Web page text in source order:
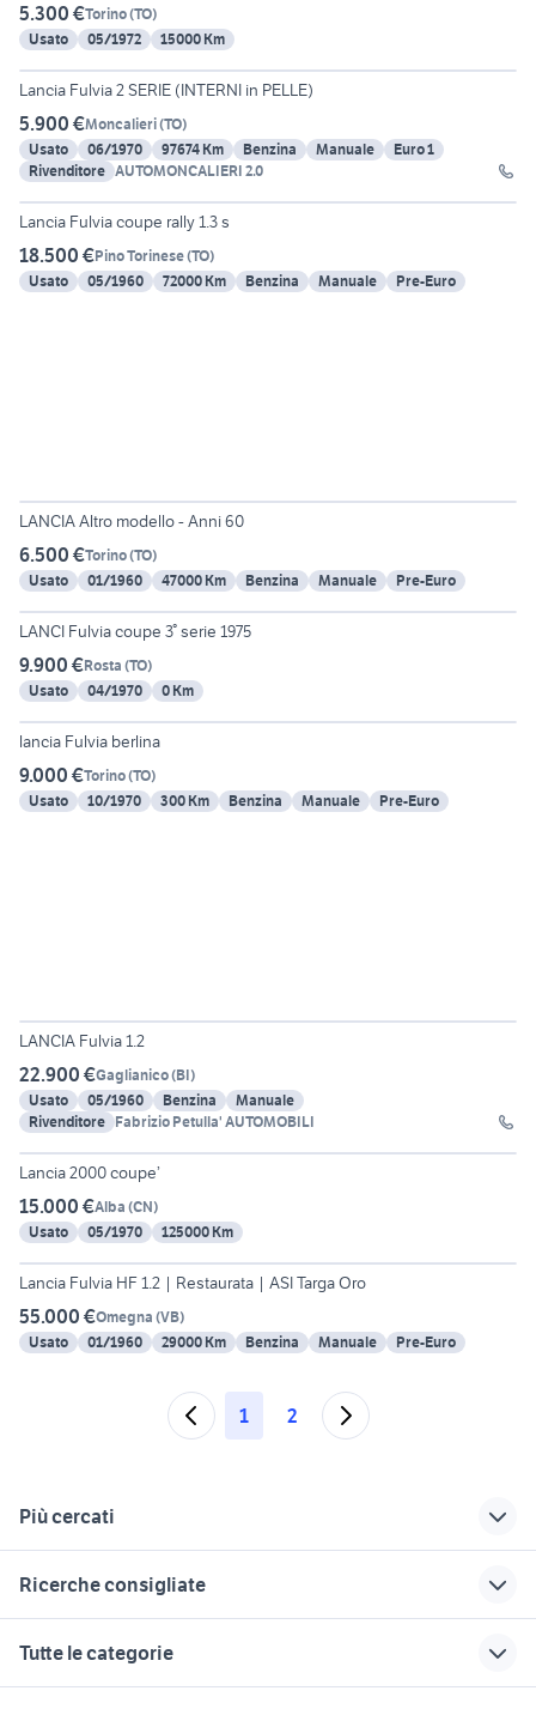
5.300 €Torino(TO)
Usato
05/1972 15000 Km
20
Lancia Fulvia 2 SERIE (INTERNI in PELLE)
5.900 €Moncalieri(TO)
Usato
06/1970 97674 Km Benzina Manuale
Euro 1
Rivenditore AUTOMONCALIERI 2.0
5
Lancia Fulvia coupe rally 1.3 s
18.500 €Pino Torinese(TO)
Usato
05/1960 72000 Km Benzina Manuale Pre-Euro
LANCIA Altro modello - Anni 60
6.500 €Torino(TO)
Usato
01/1960 47000 Km Benzina Manuale Pre-Euro
4
LANCI Fulvia coupe 3° serie 1975
9.900 €Rosta (TO)
Usato
04/1970 0 Km
4
lancia Fulvia berlina
9.000 €Torino(TO)
Usato
10/1970 300 Km Benzina Manuale Pre-Euro
LANCIA Fulvia 1.2
22.900 €Gaglianico(BI)
Usato
05/1960 Benzina
Manuale
Rivenditore Fabrizio Petulla' AUTOMOBILI
2
Lancia 2000 coupe’
15.000 €Alba (CN)
Usato
05/1970 125000 Km
6
Lancia Fulvia HF 1.2 | Restaurata | ASI Targa Oro
55.000 €Omegna (VB)
Usato
01/1960 29000 Km Benzina Manuale Pre-Euro
1 2
Più cercati
auto lancia benzina
auto lancia
Piemonte
auto Piemonte
lancia fulvia coupe
da restaurare
Ricerche consigliate
lancia fulvia coupe volante
accessori auto
Tutte le categorie